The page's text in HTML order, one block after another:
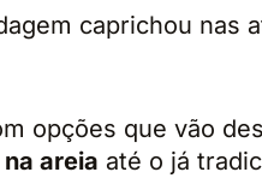
caprichou nas
opções que vão
areia até o já